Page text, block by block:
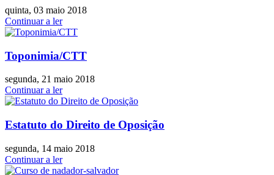
quinta, 03 maio 2018
Continuar a ler
Toponimia/CTT
segunda, 21 maio 2018
Continuar a ler
Estatuto do Direito de Oposição
segunda, 14 maio 2018
Continuar a ler